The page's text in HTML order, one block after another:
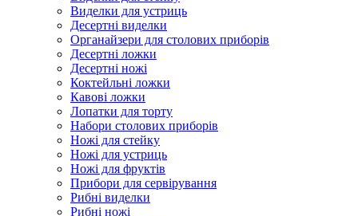
Виделки для устриць
Десертні виделки
Органайзери для столових приборів
Десертні ложки
Десертні ножі
Коктейльні ложки
Кавові ложки
Лопатки для торту
Набори столових приборів
Ножі для стейку
Ножі для устриць
Ножі для фруктів
Прибори для сервірування
Рибні виделки
Рибні ножі